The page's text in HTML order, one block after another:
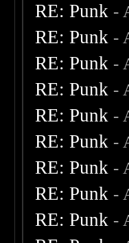
RE: Punk -
RE: Punk -
RE: Punk -
RE: Punk -
RE: Punk -
RE: Punk -
RE: Punk -
RE: Punk -
RE: Punk -